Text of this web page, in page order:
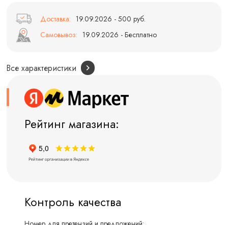
Доставка: 19.09.2026 - 500 руб.
Самовывоз: 19.09.2026 - Бесплатно
Все характеристики
Рейтинг магазина:
Контроль качества